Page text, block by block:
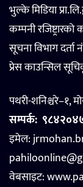
भुल्के मिडिया
कम्पनी
सूचना विभाग
प्रेस काउन्सिल
पथरी-शनिश्चरे–१,
सम्पर्क:
इमेल:
वेबसाइट: